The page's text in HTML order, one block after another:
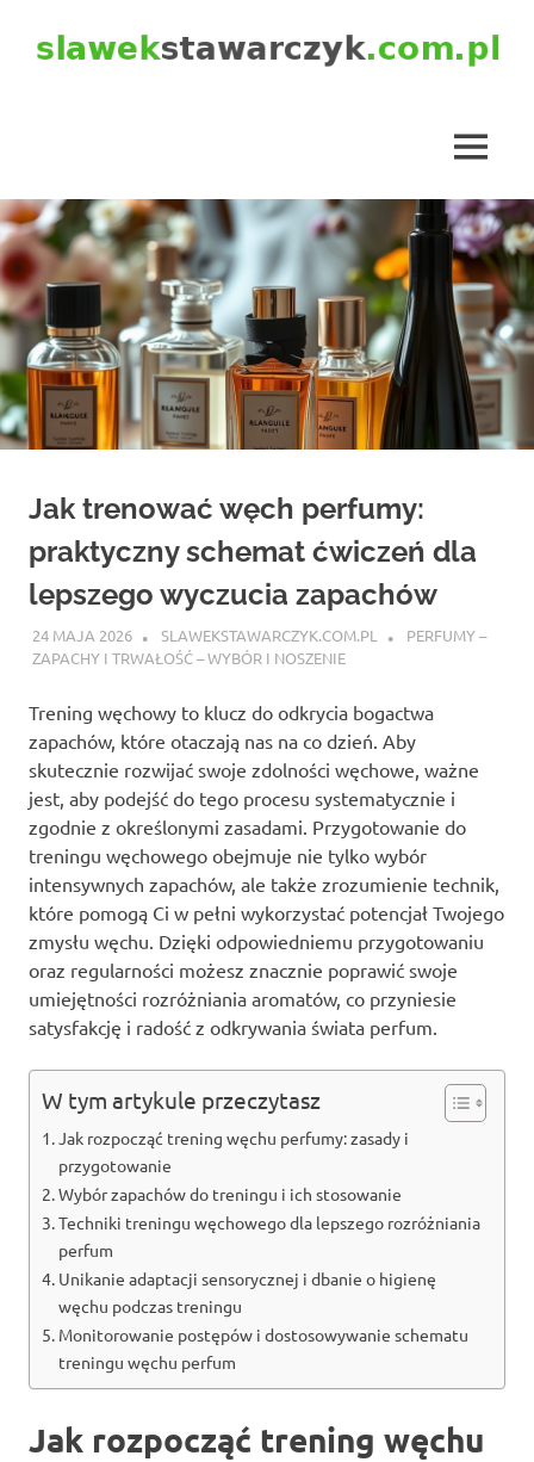
MENU
Jak trenować węch perfumy:
praktyczny schemat ćwiczeń dla
lepszego wyczucia zapachów
24 MAJA 2026 SLAWEKSTAWARCZYK.COM.PL
PERFUMY –
ZAPACHY I TRWAŁOŚĆ – WYBÓR I NOSZENIE
Trening węchowy to klucz do odkrycia bogactwa
zapachów, które otaczają nas na co dzień. Aby
skutecznie rozwijać swoje zdolności węchowe, ważne
jest, aby podejść do tego procesu systematycznie i
zgodnie z określonymi zasadami. Przygotowanie do
treningu węchowego obejmuje nie tylko wybór
intensywnych zapachów, ale także zrozumienie technik,
które pomogą Ci w pełni wykorzystać potencjał Twojego
zmysłu węchu. Dzięki odpowiedniemu przygotowaniu
oraz regularności możesz znacznie poprawić swoje
umiejętności rozróżniania aromatów, co przyniesie
satysfakcję i radość z odkrywania świata perfum.
W tym artykule przeczytasz
Jak rozpocząć trening węchu perfumy: zasady i
przygotowanie
Wybór zapachów do treningu i ich stosowanie
Techniki treningu węchowego dla lepszego rozróżniania
perfum
Unikanie adaptacji sensorycznej i dbanie o higienę
węchu podczas treningu
Monitorowanie postępów i dostosowywanie schematu
treningu węchu perfum
Jak rozpocząć trening węchu